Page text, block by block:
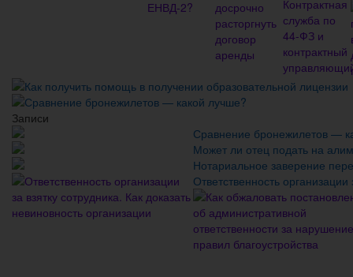
Как получить помощь в получении образовательной лицензии
Сравнение бронежилетов — какой лучше?
Записи
Сравнение бронежилетов —
Может ли отец подать на
Нотариальное заверение
Ответственность